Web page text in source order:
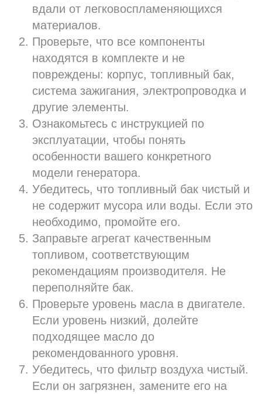
вдали от легковоспламеняющихся
материалов.
Проверьте, что все компоненты
находятся в комплекте и не
повреждены: корпус, топливный бак,
система зажигания, электропроводка и
другие элементы.
Ознакомьтесь с инструкцией по
эксплуатации, чтобы понять
особенности вашего конкретного
модели генератора.
Убедитесь, что топливный бак чистый и
не содержит мусора или воды. Если это
необходимо, промойте его.
Заправьте агрегат качественным
топливом, соответствующим
рекомендациям производителя. Не
переполняйте бак.
Проверьте уровень масла в двигателе.
Если уровень низкий, долейте
подходящее масло до
рекомендованного уровня.
Убедитесь, что фильтр воздуха чистый.
Если он загрязнен, замените его на